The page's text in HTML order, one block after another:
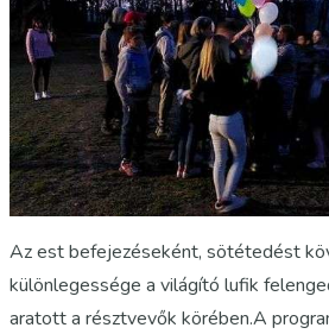
Az est befejezéseként, sötétedést
különlegessége a világító lufik
aratott a résztvevők körében.A